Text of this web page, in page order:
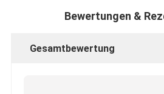
Bewertungen &
Gesamtbewertung